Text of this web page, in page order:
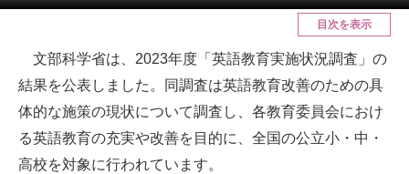
メディア
ITの今と未来を見通す
スマホと通信の最新トレンド
進化するPCとデバイスの未来
目次を表示
文部科学省は、2023年度「英語教育実施状況調査」の
結果を公表しました。同調査は英語教育改善のための具
体的な施策の現状について調査し、各教育委員会におけ
る英語教育の充実や改善を目的に、全国の公立小・中・
高校を対象に行われています。